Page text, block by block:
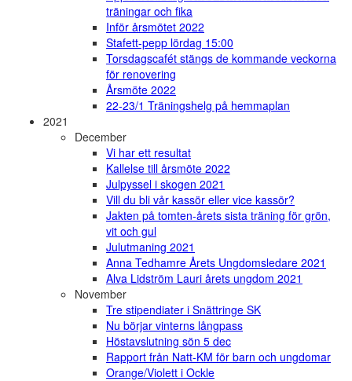
träningar och fika
Inför årsmötet 2022
Stafett-pepp lördag 15:00
Torsdagscafét stängs de kommande veckorna
för renovering
Årsmöte 2022
22-23/1 Träningshelg på hemmaplan
2021
December
Vi har ett resultat
Kallelse till årsmöte 2022
Julpyssel i skogen 2021
Vill du bli vår kassör eller vice kassör?
Jakten på tomten-årets sista träning för grön,
vit och gul
Julutmaning 2021
Anna Tedhamre Årets Ungdomsledare 2021
Alva Lidström Lauri årets ungdom 2021
November
Tre stipendiater i Snättringe SK
Nu börjar vinterns långpass
Höstavslutning sön 5 dec
Rapport från Natt-KM för barn och ungdomar
Orange/Violett i Ockle